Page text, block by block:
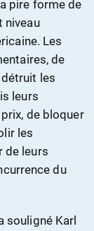
pire forme de
niveau
Les
de
les
leurs
de bloquer
les
de leurs
du
souligné Karl